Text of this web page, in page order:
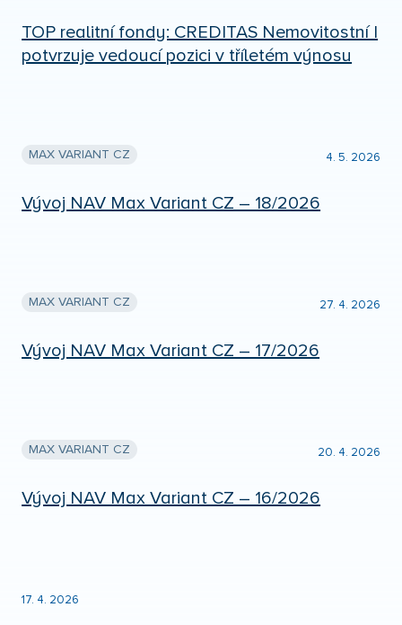
TOP realitní fondy: CREDITAS Nemovitostní I
potvrzuje vedoucí pozici v tříletém výnosu
MAX VARIANT CZ 4. 5. 2026
Vývoj NAV Max Variant CZ – 18/2026
MAX VARIANT CZ 27. 4. 2026
Vývoj NAV Max Variant CZ – 17/2026
MAX VARIANT CZ 20. 4. 2026
Vývoj NAV Max Variant CZ – 16/2026
17. 4. 2026